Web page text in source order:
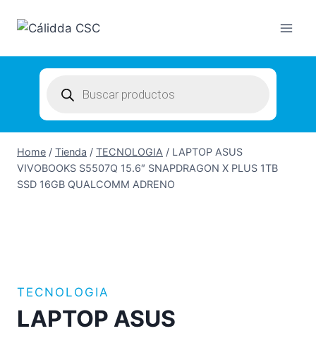
search
Home / Tienda / TECNOLOGIA / LAPTOP ASUS
VIVOBOOKS S5507Q 15.6″ SNAPDRAGON X PLUS 1TB
SSD 16GB QUALCOMM ADRENO
TECNOLOGIA
LAPTOP ASUS